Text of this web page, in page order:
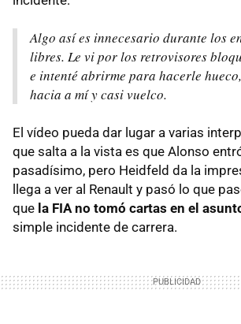
Algo así es innecesario durante los
libres. Le vi por los retrovisores
e intenté abrirme para hacerle
hacia a mí y casi vuelco.
El vídeo pueda dar lugar a varias
que salta a la vista es que Alonso
pasadísimo, pero Heidfeld da la
llega a ver al Renault y pasó lo que
que la FIA no tomó cartas en el
simple incidente de carrera.